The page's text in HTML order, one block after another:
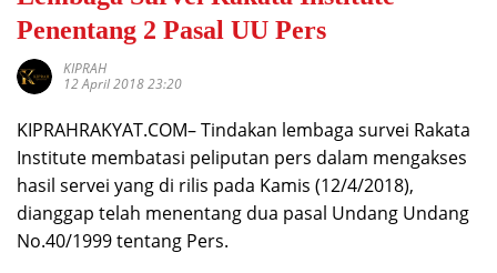
Penentang 2 Pasal UU Pers
KIPRAH
12 April 2018 23:20
KIPRAHRAKYAT.COM– Tindakan lembaga survei Rakata
Institute membatasi peliputan pers dalam mengakses
hasil servei yang di rilis pada Kamis (12/4/2018),
dianggap telah menentang dua pasal Undang Undang
No.40/1999 tentang Pers.